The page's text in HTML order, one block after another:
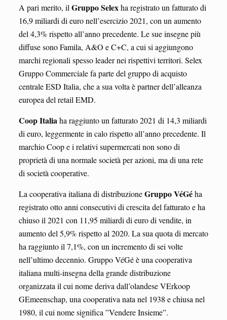
A pari merito, il Gruppo Selexha registrato un fatturato di
16,9 miliardi di euro nell’esercizio 2021, con un aumento
del 4,3% rispetto all’anno precedente. Le sue insegne più
diffuse sono Famila, A&O e C+C, a cui si aggiungono
marchi regionali spesso leader nei rispettivi territori. Selex
Gruppo Commerciale fa parte del gruppo di acquisto
centrale ESD Italia, che a sua volta è partner dell’alleanza
europea del retail EMD.
Coop Italiaha raggiunto un fatturato 2021 di 14,3 miliardi
di euro, leggermente in calo rispetto all’anno precedente. Il
marchio Coop e i relativi supermercati non sono di
proprietà di una normale società per azioni, ma di una rete
di società cooperative.
La cooperativa italiana di distribuzioneGruppo VéGéha
registrato otto anni consecutivi di crescita del fatturato e ha
chiuso il 2021 con 11,95 miliardi di euro di vendite, in
aumento del 5,9% rispetto al 2020. La sua quota di mercato
ha raggiunto il 7,1%, con un incremento di sei volte
nell’ultimo decennio. Gruppo VéGé è una cooperativa
italiana multi-insegna della grande distribuzione
organizzata il cui nome deriva dall’olandese VErkoop
GEmeenschap, una cooperativa nata nel 1938 e chiusa nel
1980, il cui nome significa ”Vendere Insieme”.